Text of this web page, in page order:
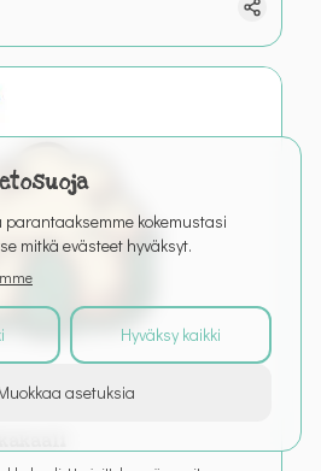
parantaaksemme kokemustasi
mitkä evästeet hyväksyt.
Hyväksy kaikki
asetuksia